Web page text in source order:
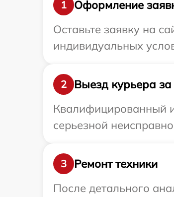
1
Оформление
Оставьте заявку на
индивидуальных
2
Выезд курьера
Квалифицированный
серьезной
3
Ремонт техники
После детального